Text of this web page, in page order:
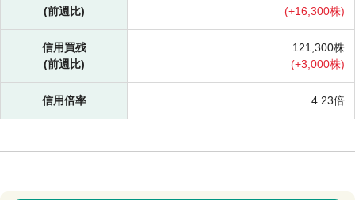
(前週比)
(+16,300株)
信用買残
(前週比)
121,300株
(+3,000株)
信用倍率 4.23倍